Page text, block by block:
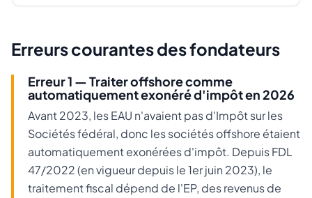
Erreurs courantes des fondateurs
Erreur 1 — Traiter offshore comme
automatiquement exonéré d'impôt en 2026
Avant 2023, les EAU n'avaient pas d'Impôt sur les
Sociétés fédéral, donc les sociétés offshore étaient
automatiquement exonérées d'impôt. Depuis FDL
47/2022 (en vigueur depuis le 1er juin 2023), le
traitement fiscal dépend de l'EP, des revenus de